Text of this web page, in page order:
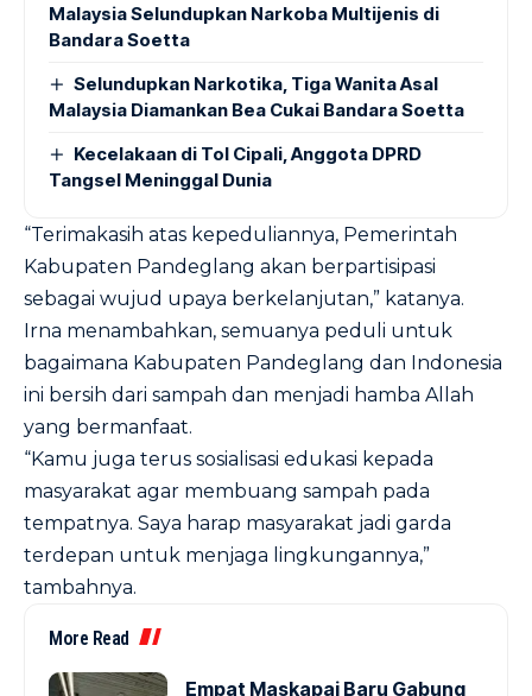
Malaysia Selundupkan Narkoba Multijenis di
Bandara Soetta
Selundupkan Narkotika, Tiga Wanita Asal
Malaysia Diamankan Bea Cukai Bandara Soetta
Kecelakaan di Tol Cipali, Anggota DPRD
Tangsel Meninggal Dunia
“Terimakasih atas kepeduliannya, Pemerintah
Kabupaten Pandeglang akan berpartisipasi
sebagai wujud upaya berkelanjutan,” katanya.
Irna menambahkan, semuanya peduli untuk
bagaimana Kabupaten Pandeglang dan Indonesia
ini bersih dari sampah dan menjadi hamba Allah
yang bermanfaat.
“Kamu juga terus sosialisasi edukasi kepada
masyarakat agar membuang sampah pada
tempatnya. Saya harap masyarakat jadi garda
terdepan untuk menjaga lingkungannya,”
tambahnya.
More Read
Empat Maskapai Baru Gabung